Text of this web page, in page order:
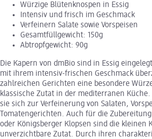
Würzige Blütenknospen in Essig
Intensiv und frisch im Geschmack
Verfeinern Salate sowie Vorspeisen
Gesamtfüllgewicht: 150g
Abtropfgewicht: 90g
Die Kapern von dmBio sind in Essig
mit ihrem intensiv-frischen Geschmack
zahlreichen Gerichten eine besondere
klassische Zutat in der mediterranen
sie sich zur Verfeinerung von Salaten,
Tomatengerichten. Auch für die
oder Königsberger Klopsen sind die kleinen
unverzichtbare Zutat. Durch ihren